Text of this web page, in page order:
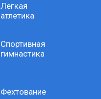
Легкая
атлетика
Спортивная
гимнастика
Фехтование